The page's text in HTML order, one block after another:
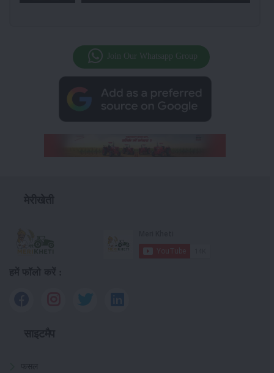
Join Our Whatsapp Group